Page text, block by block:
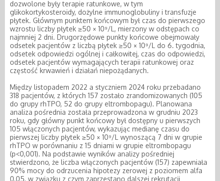
dozwolone były terapie ratunkowe, w tym
glikokortykosteroidy, dożylne immunoglobuliny i transfuzje
płytek. Głównym punktem końcowym był czas do pierwszego
wzrostu liczby płytek ≥50 × 10⁹/L, mierzony w odstępach co
najmniej 2 dni. Drugorzędowe punkty końcowe obejmowały
odsetek pacjentów z liczbą płytek ≥50 × 10⁹/L do 6. tygodnia,
odsetek odpowiedzi ogólnej i całkowitej, czas do odpowiedzi,
odsetek pacjentów wymagających terapii ratunkowej oraz
częstość krwawień i działań niepożądanych.
Między listopadem 2022 a styczniem 2024 roku przebadano
318 pacjentów, z których 157 zostało zrandomizowanych (105
do grupy rhTPO, 52 do grupy eltrombopagu). Planowana
analiza pośrednia została przeprowadzona w grudniu 2023
roku, gdy główny punkt końcowy był dostępny u pierwszych
105 włączonych pacjentów, wykazując medianę czasu do
pierwszej liczby płytek ≥50 × 10⁹/L wynoszącą 7 dni w grupie
rhTPO w porównaniu z 15 dniami w grupie eltrombopagu
(p<0,001). Na podstawie wyników analizy pośredniej
stwierdzono, że liczba włączonych pacjentów (157) zapewniała
90% mocy do odrzucenia hipotezy zerowej z poziomem alfa
0,05, w związku z czym zaprzestano dalszej rekrutacji